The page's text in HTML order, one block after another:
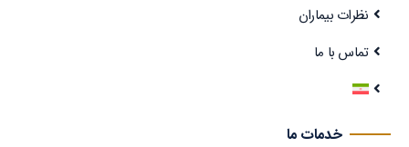
نظرات بیماران
تماس با ما
خدمات ما